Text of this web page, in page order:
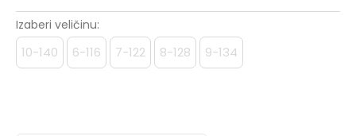
Izaberi veličinu:
10-140 6-116 7-122 8-128 9-134